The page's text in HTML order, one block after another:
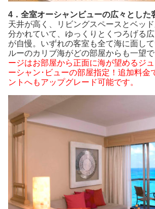
4．全室オーシャンビューの広々とした
天井が高く、リビングスペースとベッ
分かれていて、ゆっくりとくつろげる
が自慢。いずれの客室も全て海に面し
ルーのカリブ海がどの部屋からも一望で
ージはお部屋から正面に海が望めるジ
ーシャン･ビューの部屋指定！追加料金
ントへもアップグレード可能です。